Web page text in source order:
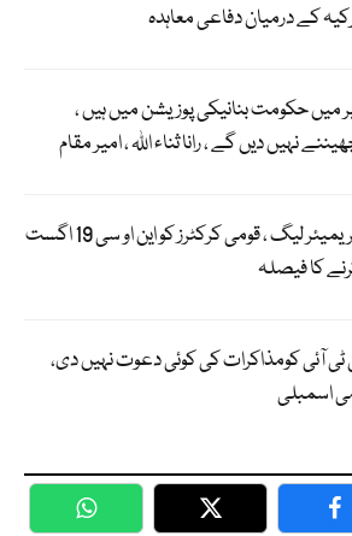
کے درمیان دفاعی معاہدہ
میں حکومت بنانیکی پوزیشن میں ہیں ،
نہیں دیں گے ، رانا ثناء اللہ ، امیر مقام
کیریبین پریمیئر لیگ ، قومی کرکٹرز کو این او سی 19 اگست
کا فیصلہ
آئی کومذاکرات کی کوئی دعوت نہیں دی،
اسمبلی
WhatsApp Twitter